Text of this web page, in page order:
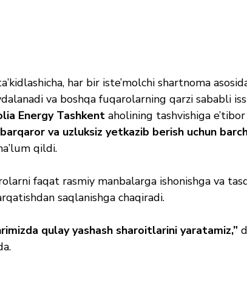
har bir iste’molchi shartnoma
va boshqa fuqarolarning qarzi sababli
Energy Tashkent aholining tashvishiga
va uzluksiz yetkazib berish uchun
qildi.
faqat rasmiy manbalarga ishonishga va
saqlanishga chaqiradi.
qulay yashash sharoitlarini yaratamiz,”